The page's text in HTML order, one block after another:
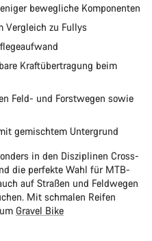
bewegliche Komponenten
Vergleich zu Fullys
Kraftübertragung beim
Feld- und Forstwegen sowie
gemischtem Untergrund
in den Disziplinen Cross-
die perfekte Wahl für MTB-
auf Straßen und Feldwegen
Mit schmalen Reifen
Gravel Bike